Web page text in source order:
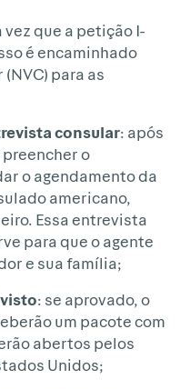
vez que a petição I-
é encaminhado
para as
consular: após
o
o agendamento da
americano,
Essa entrevista
para que o agente
e sua família;
: se aprovado, o
um pacote com
abertos pelos
Unidos;